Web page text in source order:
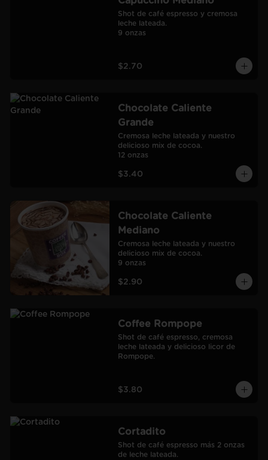
Shot de café espresso y cremosa
leche lateada.
9 onzas
$2.70
Chocolate Caliente
Grande
Cremosa leche lateada y nuestro
delicioso mix de cocoa.
12 onzas
$3.40
Chocolate Caliente
Mediano
Cremosa leche lateada y nuestro
delicioso mix de cocoa.
9 onzas
$2.90
Coffee Rompope
Shot de café espresso, cremosa
leche lateada y delicioso licor de
Rompope.
$3.80
Cortadito
Shot de café espresso más 2 onzas
de leche lateada.